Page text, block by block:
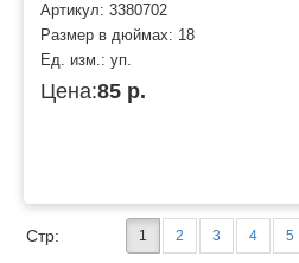
Артикул: 3380702
Размер в дюймах: 18
Ед. изм.: уп.
Цена:85 р.
Стр: 1 2 3 4 5